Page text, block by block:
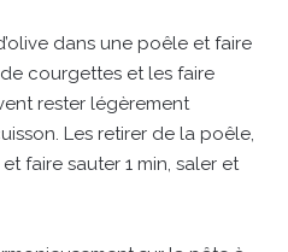
dans une poêle et faire
de courgettes et les faire
rester légèrement
Les retirer de la poêle,
faire sauter 1 min, saler et